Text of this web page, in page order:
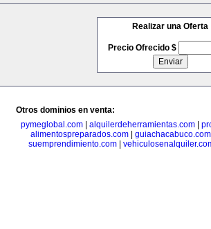
Realizar una Oferta
Precio Ofrecido $
Otros dominios en venta:
pymeglobal.com| alquilerdeherramientas.com|
alimentospreparados.com| guiachacabuco.com
suemprendimiento.com|